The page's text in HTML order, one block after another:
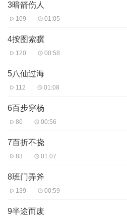
3暗箭伤人
109 01:05
4按图索骥
120 00:58
5八仙过海
112 01:08
6百步穿杨
80 00:56
7百折不挠
83 01:07
8班门弄斧
139 00:59
9半途而废